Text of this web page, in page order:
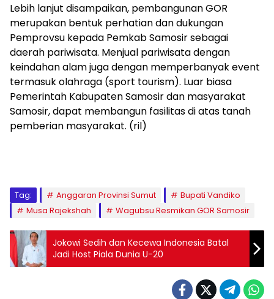
Lebih lanjut disampaikan, pembangunan GOR
merupakan bentuk perhatian dan dukungan
Pemprovsu kepada Pemkab Samosir sebagai
daerah pariwisata. Menjual pariwisata dengan
keindahan alam juga dengan memperbanyak event
termasuk olahraga (sport tourism). Luar biasa
Pemerintah Kabupaten Samosir dan masyarakat
Samosir, dapat membangun fasilitas di atas tanah
pemberian masyarakat. (ril)
Tag: Anggaran Provinsi Sumut
Bupati Vandiko
Musa Rajekshah
Wagubsu Resmikan GOR Samosir
Jokowi Sedih dan Kecewa Indonesia Batal
Jadi Host Piala Dunia U-20